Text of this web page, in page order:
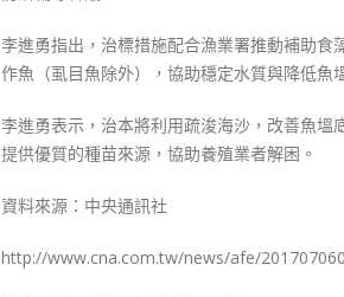
李進勇指出，治標措施配合漁業署推動補助食
作魚（虱目魚除外），協助穩定水質與降低魚
李進勇表示，治本將利用疏浚海沙，改善魚塭
提供優質的種苗來源，協助養殖業者解困。
資料來源：中央通訊社
http://www.cna.com.tw/news/afe/